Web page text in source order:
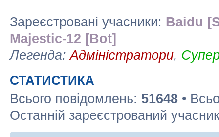
Зареєстровані учасники: Baidu
Majestic-12 [Bot]
Легенда:Адміністратори,
СТАТИСТИКА
Всього повідомлень: 51648 •
Останній зареєстрований